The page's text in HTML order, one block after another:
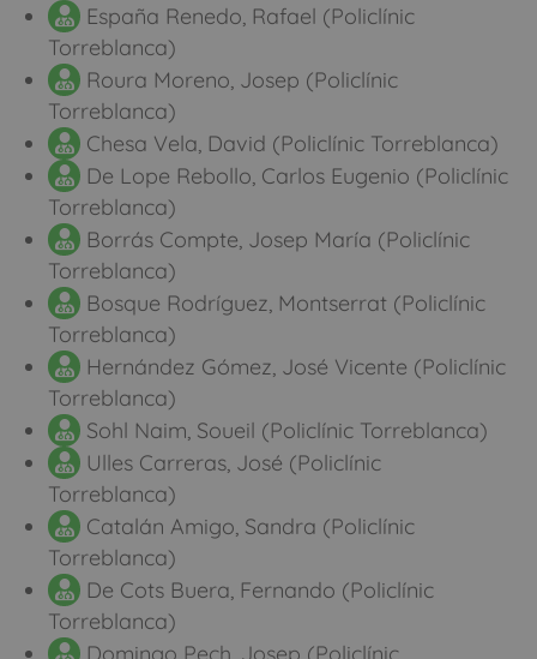
España Renedo, Rafael (Policlínic
Torreblanca)
Roura Moreno, Josep (Policlínic
Torreblanca)
Chesa Vela, David (Policlínic Torreblanca)
De Lope Rebollo, Carlos Eugenio (Policlínic
Torreblanca)
Borrás Compte, Josep María (Policlínic
Torreblanca)
Bosque Rodríguez, Montserrat (Policlínic
Torreblanca)
Hernández Gómez, José Vicente (Policlínic
Torreblanca)
Sohl Naim, Soueil (Policlínic Torreblanca)
Ulles Carreras, José (Policlínic
Torreblanca)
Catalán Amigo, Sandra (Policlínic
Torreblanca)
De Cots Buera, Fernando (Policlínic
Torreblanca)